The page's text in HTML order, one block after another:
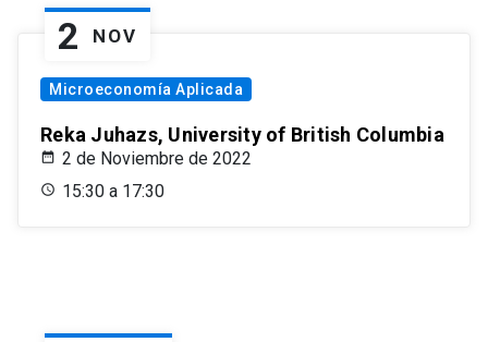
2 NOV
Microeconomía Aplicada
Reka Juhazs, University of British Columbia
2 de Noviembre de 2022
15:30 a 17:30